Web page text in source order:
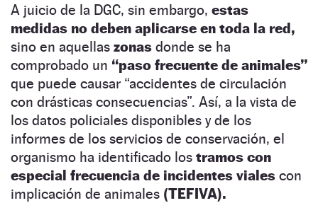
A juicio de la DGC, sin embargo, estas
medidas no deben aplicarse en toda la red,
sino en aquellas zonas donde se ha
comprobado un “paso frecuente de animales”
que puede causar “accidentes de circulación
con drásticas consecuencias”. Así, a la vista de
los datos policiales disponibles y de los
informes de los servicios de conservación, el
organismo ha identificado los tramos con
especial frecuencia de incidentes viales con
implicación de animales (TEFIVA).